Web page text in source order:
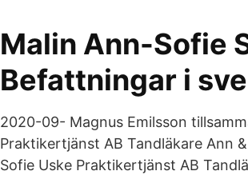
Malin Ann-Sofie
Befattningar i
2020-09- Magnus Emilsson
Praktikertjänst AB Tandläkare Ann
Sofie Uske Praktikertjänst AB